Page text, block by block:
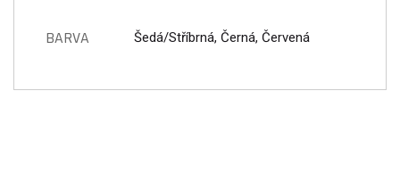
BARVA Šedá/Stříbrná, Černá, Červená